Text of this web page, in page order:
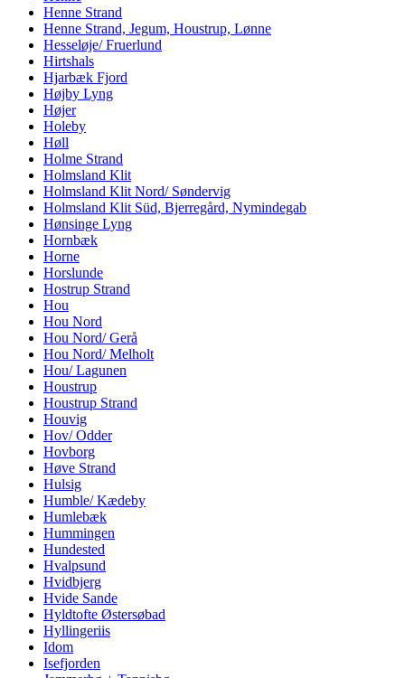
Henne Strand
Henne Strand, Jegum, Houstrup, Lønne
Hesseløje/ Fruerlund
Hirtshals
Hjarbæk Fjord
Højby Lyng
Højer
Holeby
Høll
Holme Strand
Holmsland Klit
Holmsland Klit Nord/ Søndervig
Holmsland Klit Süd, Bjerregård, Nymindegab
Hønsinge Lyng
Hornbæk
Horne
Horslunde
Hostrup Strand
Hou
Hou Nord
Hou Nord/ Gerå
Hou Nord/ Melholt
Hou/ Lagunen
Houstrup
Houstrup Strand
Houvig
Hov/ Odder
Hovborg
Høve Strand
Hulsig
Humble/ Kædeby
Humlebæk
Hummingen
Hundested
Hvalpsund
Hvidbjerg
Hvide Sande
Hyldtofte Østersøbad
Hyllingeriis
Idom
Isefjorden